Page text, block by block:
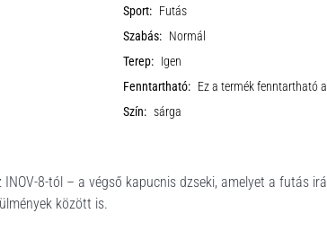
Sport: Futás
Szabás: Normál
Terep: Igen
Fenntartható: Ez a termék fenntartható
Szín: sárga
INOV-8-tól – a végső kapucnis dzseki, amelyet a futás
között is.